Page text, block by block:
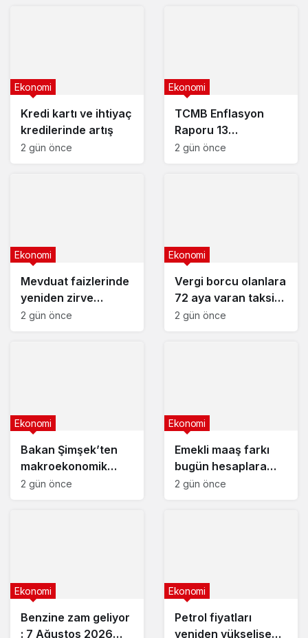
Kredi kartı ve ihtiyaç
kredilerinde artış
Ekonomi
2 gün önce
TCMB Enflasyon
Raporu 13
Ağustos’ta
Ekonomi
2 gün önce
Mevduat faizlerinde
yeniden zirve
görüldü : 3 milyon
Ekonomi
2 gün önce
Vergi borcu olanlara
72 aya varan taksit
fırsatı
Ekonomi
2 gün önce
Bakan Şimşek’ten
makroekonomik
istikrar açıklaması
Ekonomi
2 gün önce
Emekli maaş farkı
bugün hesaplara
yatıyor
Ekonomi
2 gün önce
Benzine zam geliyor
: 7 Ağustos 2026
Ekonomi
Petrol fiyatları
yeniden yükselişe
Ekonomi